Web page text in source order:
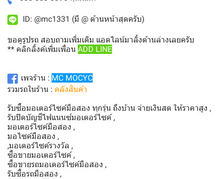
ID: @mc1331 (มี @ ด้านหน้าสุดครับ)
ขอดูรูปรถ สอบถามเพิ่มเติม แอดไลน์มาลิ้งด้านล่างเลยครับ
** คลิกลิ้งค์เพิ่มเพื่อน ADD LINE
เพจร้าน : MC MOCYC
รวมรถในร้าน : คลังสินค้า
รับซื้อมอเตอร์ไซค์มือสอง ทุกรุ่น ถึงบ้าน จ่ายเงินสด ให้ราคาสูง ,
รับปิดบัญชีไฟแนนซ์มอเตอร์ไซค์ ,
มอเตอร์ไซค์มือสอง ,
มอไซค์มือสอง ,
,มอเตอร์ไซค์รางวัล ,
ซื้อขายมอเตอร์ไซค์ ,
ซื้อขายรถมอเตอร์ไซค์มือสอง ,
รับซื้อรถมือสอง ,